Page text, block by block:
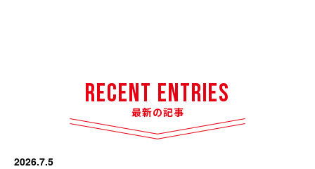
Recent Entries
最新の記事
2026.7.5